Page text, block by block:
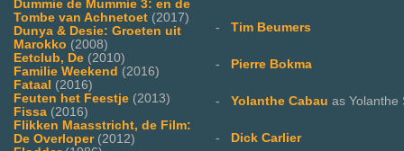
Dummie de Mummie 3: en de
Tombe van Achnetoet (2017)
Dunya & Desie: Groeten uit
Marokko (2008)
Eetclub, De (2010)
Familie Weekend (2016)
Fataal (2016)
Feuten het Feestje (2013)
Fissa (2016)
Flikken Maasstricht, de Film:
De Overloper(2012)
- Tim Beumers
- Pierre Bokma
- Yolanthe Cabau as Yolanthe
- Dick Carlier